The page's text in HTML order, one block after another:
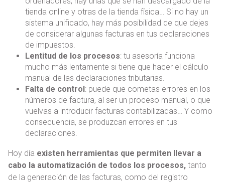
tienda online y otras de la tienda física… Si no hay un
sistema unificado, hay más posibilidad de que dejes
de considerar algunas facturas en tus declaraciones
de impuestos.
Lentitud de los procesos: tu asesoría funciona
mucho más lentamente si tiene que hacer el cálculo
manual de las declaraciones tributarias.
Falta de control: puede que cometas errores en los
números de factura, al ser un proceso manual, o que
vuelvas a introducir facturas contabilizadas… Y como
consecuencia, se produzcan errores en tus
declaraciones.
Hoy día existen herramientas que permiten llevar a
cabo la automatización de todos los procesos, tanto
de la generación de las facturas, como del registro